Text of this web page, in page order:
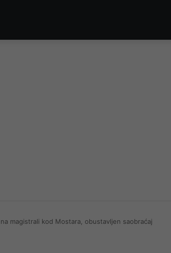
magistrali kod Mostara, obustavljen saobraćaj